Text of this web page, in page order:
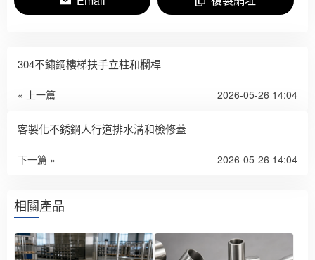
304不鏽鋼樓梯扶手立柱和欄桿
« 上一篇 2026-05-26 14:04
客製化不銹鋼人行道排水溝和檢修蓋
下一篇 » 2026-05-26 14:04
相關產品